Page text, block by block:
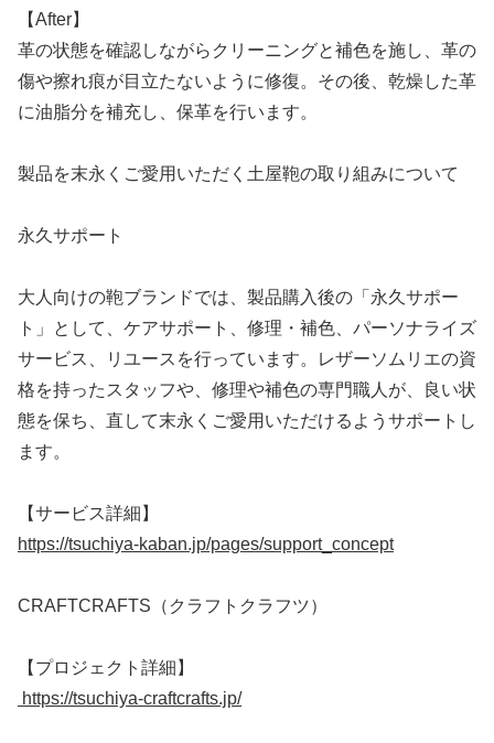
【After】
革の状態を確認しながらクリーニングと補色を施し、革の
傷や擦れ痕が目立たないように修復。その後、乾燥した革
に油脂分を補充し、保革を行います。
製品を末永くご愛用いただく土屋鞄の取り組みについて
永久サポート
大人向けの鞄ブランドでは、製品購入後の「永久サポー
ト」として、ケアサポート、修理・補色、パーソナライズ
サービス、リユースを行っています。レザーソムリエの資
格を持ったスタッフや、修理や補色の専門職人が、良い状
態を保ち、直して末永くご愛用いただけるようサポートし
ます。
【サービス詳細】
https://tsuchiya-kaban.jp/pages/support_concept
CRAFTCRAFTS（クラフトクラフツ）
【プロジェクト詳細】
https://tsuchiya-craftcrafts.jp/